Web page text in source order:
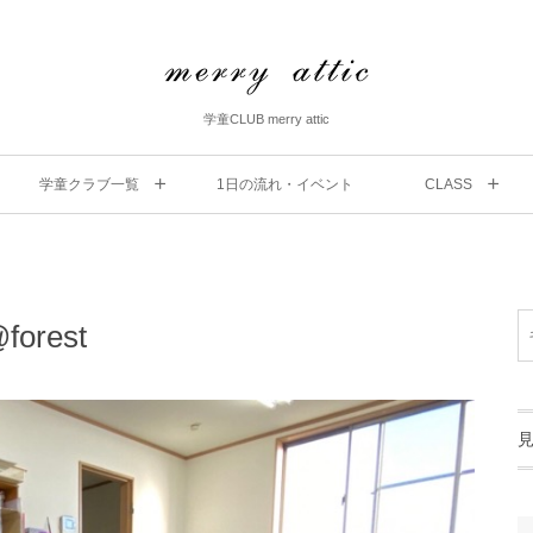
学童CLUB merry attic
学童クラブ一覧 1⽇の流れ・イベント CLASS